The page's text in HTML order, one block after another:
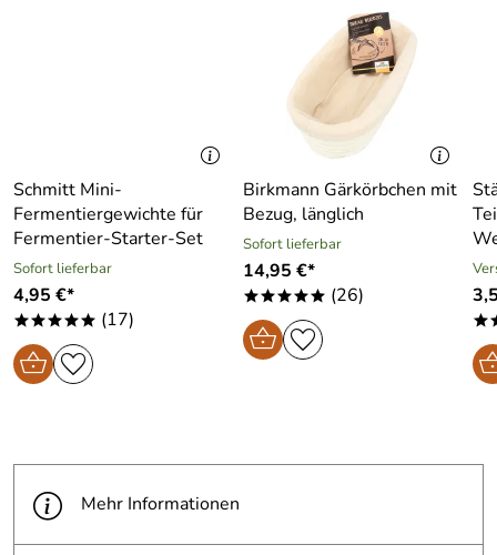
Schmitt Mini-
Fermentiergewichte für
Fermentier-Starter-Set
Sofort lieferbar
4,95 €*
***** (17)
Birkmann Gärkörbchen mit
Bezug, länglich
Sofort lieferbar
14,95 €*
***** (26)
Mehr Informationen